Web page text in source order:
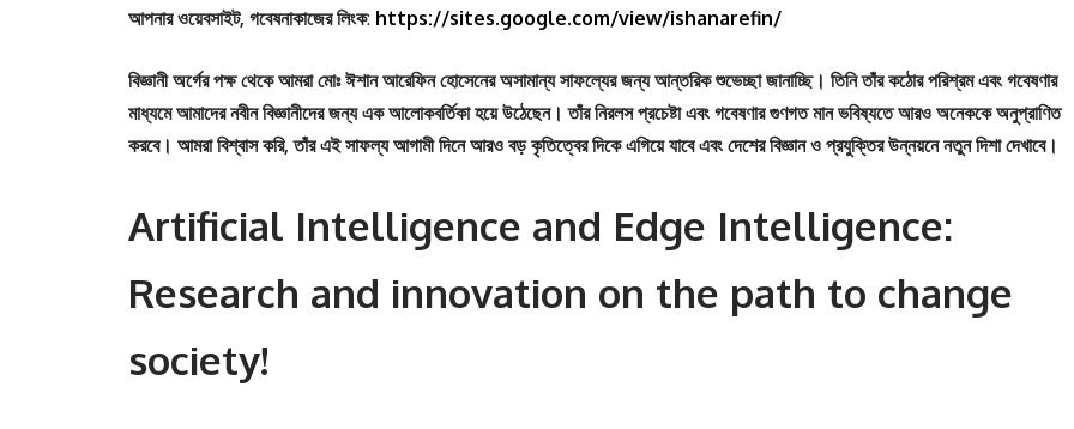
আপনার ওয়েবসাইট, গবেষনাকাজের লিংক: https://sites.google.com/view/ishanarefin/
বিজ্ঞানী অর্গের পক্ষ থেকে আমরা মোঃ ঈশান আরেফিন হোসেনের অসামান্য সাফল্যের জন্য আন্তরিক শুভেচ্ছা জানাচ্ছি। তিনি তাঁর কঠোর পরিশ্রম এবং গবেষণার
মাধ্যমে আমাদের নবীন বিজ্ঞানীদের জন্য এক আলোকবর্তিকা হয়ে উঠেছেন। তাঁর নিরলস প্রচেষ্টা এবং গবেষণার গুণগত মান ভবিষ্যতে আরও অনেককে অনুপ্রাণিত
করবে। আমরা বিশ্বাস করি, তাঁর এই সাফল্য আগামী দিনে আরও বড় কৃতিত্বের দিকে এগিয়ে যাবে এবং দেশের বিজ্ঞান ও প্রযুক্তির উন্নয়নে নতুন দিশা দেখাবে।
Artificial Intelligence and Edge Intelligence:
Research and innovation on the path to change
society!